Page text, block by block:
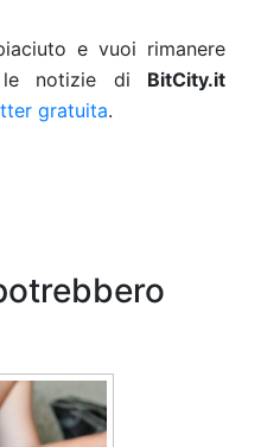
e vuoi rimanere
le notizie di BitCity.it
gratuita.